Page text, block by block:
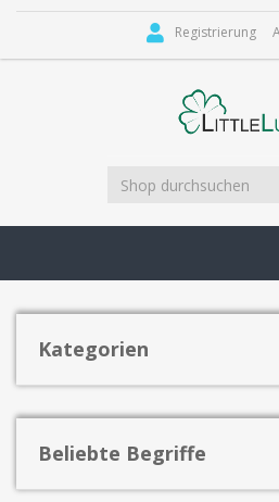
Registrierung
Kategorien
Beliebte Begriffe